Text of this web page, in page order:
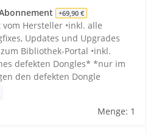
+69,90 €
vom Hersteller •inkl. alle
Updates und Upgrades
Bibliothek-Portal •inkl.
defekten Dongles* *nur im
den defekten Dongle
Menge: 1